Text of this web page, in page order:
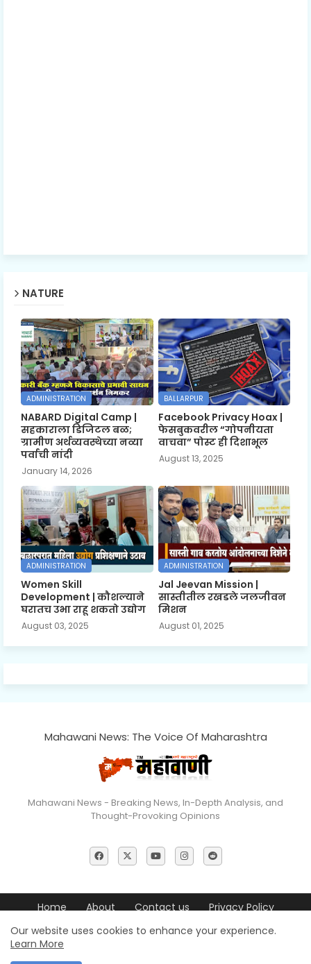
NATURE
ADMINISTRATION
NABARD Digital Camp |
सहकाराला डिजिटल बळ;
ग्रामीण अर्थव्यवस्थेच्या नव्या
पर्वाची नांदी
January 14, 2026
BALLARPUR
Facebook Privacy Hoax |
फेसबुकवरील “गोपनीयता
वाचवा” पोस्ट ही दिशाभूल
August 13, 2025
ADMINISTRATION
Women Skill
Development | कौशल्याने
घरातच उभा राहू शकतो उद्योग
August 03, 2025
ADMINISTRATION
Jal Jeevan Mission |
सास्तीतील रखडले जलजीवन
मिशन
August 01, 2025
Mahawani News: The Voice Of Maharashtra
Mahawani News - Breaking News, In-Depth Analysis, and
Thought-Provoking Opinions
Home About Contact us
Privacy Policy
Editorial Policy
Terms & Conditions Disclaimer
© 2026 Mahawani News All Rights Reserved
Our website uses cookies to enhance your experience.
Learn More